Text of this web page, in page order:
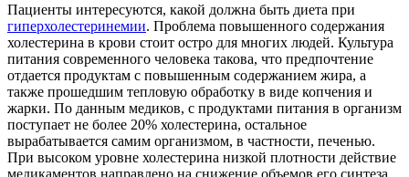
Пациенты интересуются, какой должна быть диета при
гиперхолестеринемии. Проблема повышенного содержания
холестерина в крови стоит остро для многих людей. Культура
питания современного человека такова, что предпочтение
отдается продуктам с повышенным содержанием жира, а
также прошедшим тепловую обработку в виде копчения и
жарки. По данным медиков, с продуктами питания в организм
поступает не более 20% холестерина, остальное
вырабатывается самим организмом, в частности, печенью.
При высоком уровне холестерина низкой плотности действие
медикаментов направлено на снижение объемов его синтеза.